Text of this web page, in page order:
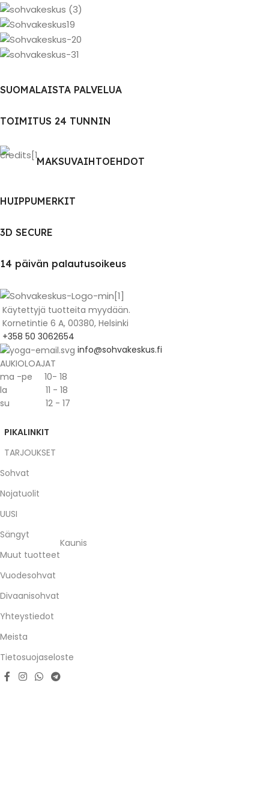
SUOMALAISTA PALVELUA
TOIMITUS 24 TUNNIN
MAKSUVAIHTOEHDOT
HUIPPUMERKIT
3D SECURE
14 päivän palautusoikeus
Käytettyjä tuotteita myydään.
Kornetintie 6 A, 00380, Helsinki
+358 50 3062654
info@sohvakeskus.fi
AUKIOLOAJAT
ma -pe 10- 18
la 11 - 18
su 12 - 17
PIKALINKIT
TARJOUKSET
Sohvat
Nojatuolit
UUSI
Sängyt
Muut tuotteet
Kaunis
Vuodesohvat
Divaanisohvat
Yhteystiedot
Meista
Tietosuojaseloste